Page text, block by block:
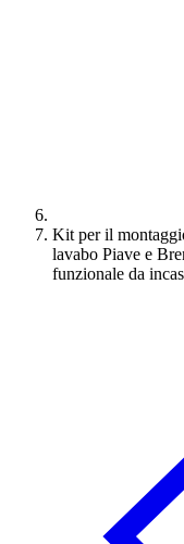
Kit per il
lavabo Piave e
funzionale da